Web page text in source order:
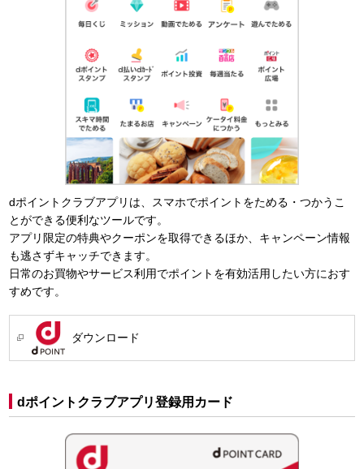
dポイントクラブアプリは、スマホでポイントをためる・つかうこ
とができる便利なツールです。
アプリ限定の特典やクーポンを取得できるほか、キャンペーン情報
も逃さずキャッチできます。
日常のお買物やサービス利用でポイントを有効活用したい方におす
すめです。
ダウンロード
dポイントクラブアプリ登録用カード